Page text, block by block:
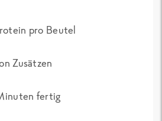
pro Beutel
Zusätzen
fertig